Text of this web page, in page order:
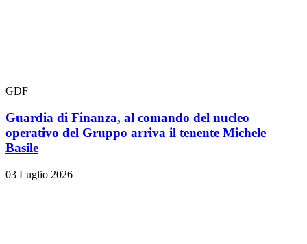
GDF
Guardia di Finanza, al comando del nucleo
operativo del Gruppo arriva il tenente Michele
Basile
03 Luglio 2026